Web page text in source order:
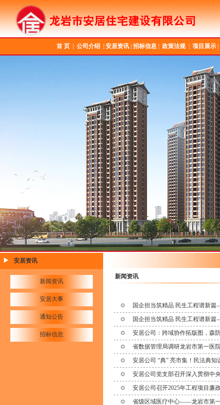
首 页 公司介绍 安居资讯 招标信息 政策法规| 项目展示
安居资讯
新闻资讯
安居大事
通知公告
招标信息
新闻资讯
国企担当筑精品 民生工程谱新
国企担当筑精品 民生工程谱新
安居公司：跨域协作拓版图，森
省数据管理局调研龙岩市第一医
安居公司 “典” 亮市集！民法典知
安居公司党支部召开深入贯彻中
安居公司召开2025年工程项目廉
省级区域医疗中心——龙岩市第